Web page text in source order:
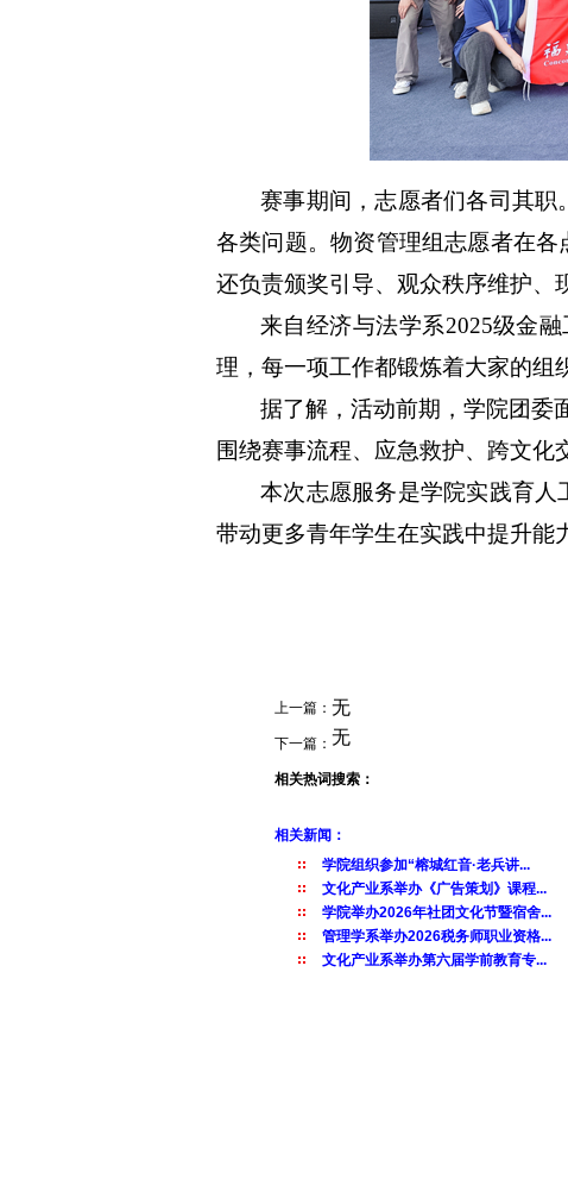
赛事期间，志愿者们各司其职。
各类问题。物资管理组志愿者在
还负责颁奖引导、观众秩序维护、
来自经济与法学系2025级金
理，每一项工作都锻炼着大家的组
据了解，活动前期， 学院团委
围绕赛事流程、应急救护、跨文化
本次志愿服务是学院实践育人
带动更多青年学生在实践中提升能
上一篇： 无
下一篇： 无
相关热词搜索：
相关新闻：